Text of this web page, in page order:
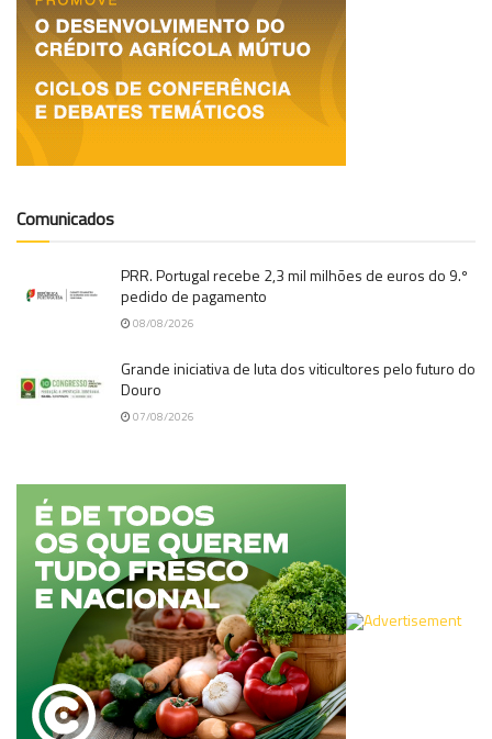
Comunicados
PRR. Portugal recebe 2,3 mil milhões de euros do 9.º
pedido de pagamento
08/08/2026
Grande iniciativa de luta dos viticultores pelo futuro do
Douro
07/08/2026